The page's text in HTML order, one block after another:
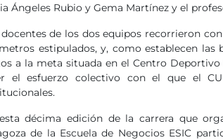
Ángeles Rubio y Gema Martínez y el
docentes de los dos equipos recorrieron
estipulados, y, como establecen las
a la meta situada en el Centro Deportivo
el esfuerzo colectivo con el que el
décima edición de la carrera que
de la Escuela de Negocios ESIC